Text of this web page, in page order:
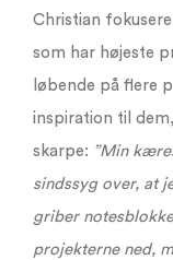
Christian
som har højeste
løbende på flere
inspiration til
skarpe: ”Min
sindssyg over, at
griber
projekterne ned,